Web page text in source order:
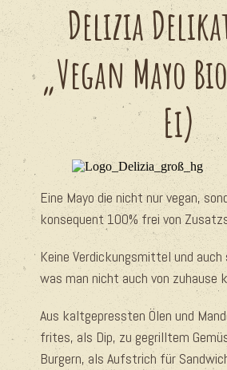
Delizia
„Vegan Mayo
Ei)
Eine Mayo die nicht nur vegan,
konsequent 100% frei von
Keine Verdickungsmittel und
was man nicht auch von zuhause
Aus kaltgepressten Ölen und
frites, als Dip, zu gegrilltem
Burgern, als Aufstrich für